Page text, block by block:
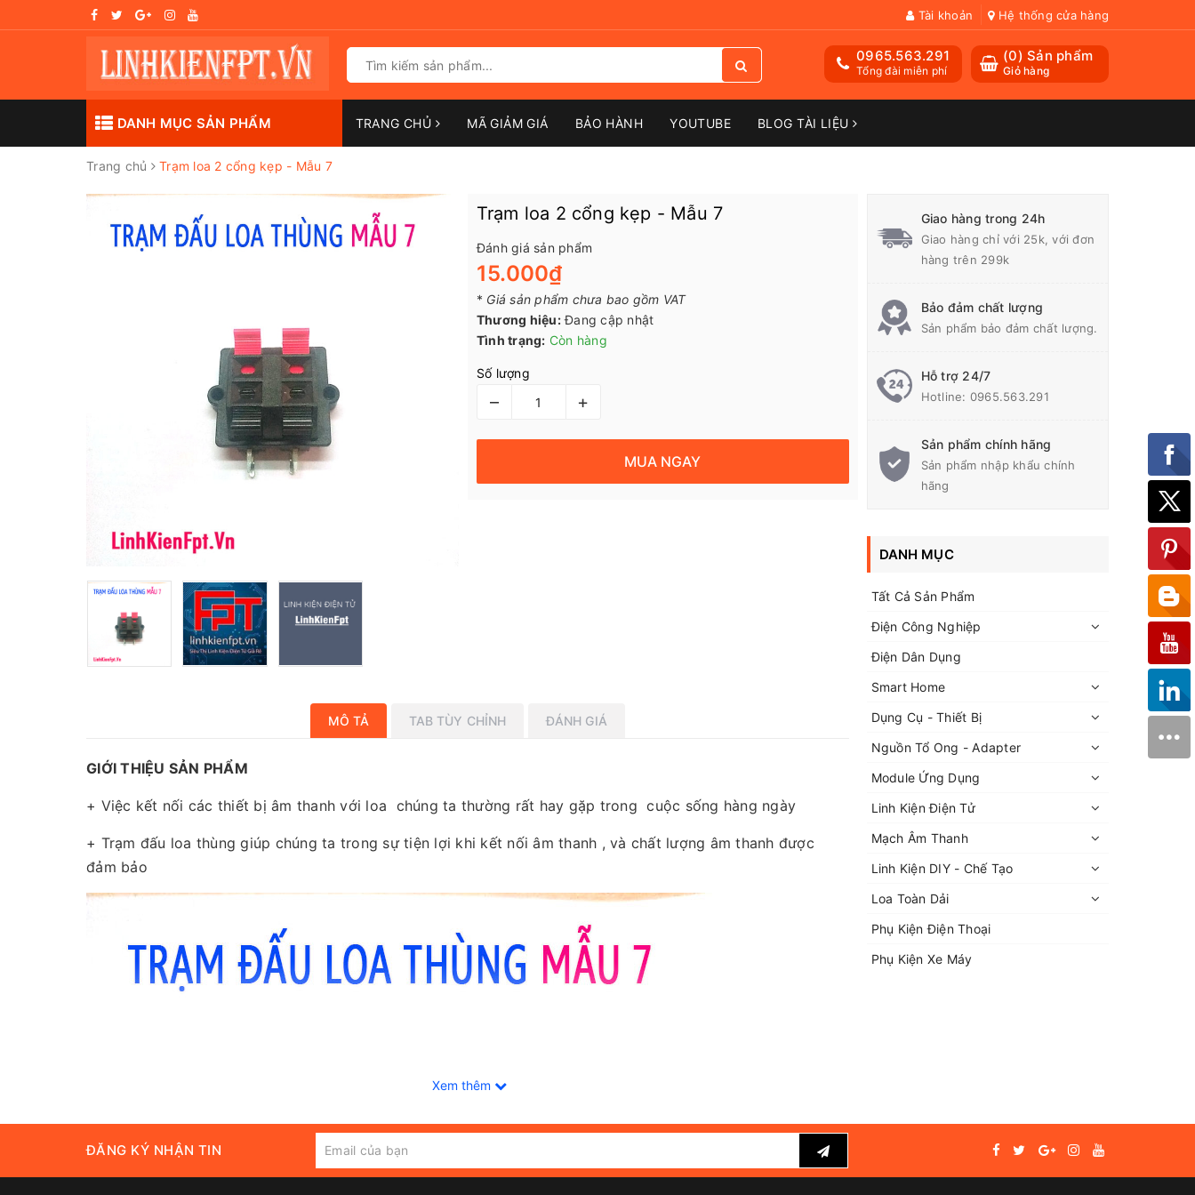
Tài khoản Hệ thống cửa hàng
(0) Sản phẩm
Giỏ hàng
0965.563.291
Tổng đài miễn phí
DANH MỤC SẢN PHẨM TRANG CHỦ MÃ GIẢM GIÁ BẢO HÀNH YOUTUBE BLOG TÀI LIỆU
Trang chủ Trạm loa 2 cổng kẹp - Mẫu 7
Trạm loa 2 cổng kẹp - Mẫu 7
Đánh giá sản phẩm
15.000₫
* Giá sản phẩm chưa bao gồm VAT
Thương hiệu: Đang cập nhật
Tình trạng: Còn hàng
Số lượng
– +
MUA NGAY
MÔ TẢ TAB TÙY CHỈNH ĐÁNH GIÁ
GIỚI THIỆU SẢN PHẨM
+ Việc kết nối các thiết bị âm thanh với loa chúng ta thường rất hay gặp trong cuộc sống hàng ngày
+ Trạm đấu loa thùng giúp chúng ta trong sự tiện lợi khi kết nối âm thanh , và chất lượng âm thanh được
đảm bảo
Xem thêm
Giao hàng trong 24h
Giao hàng chỉ với 25k, với đơn
hàng trên 299k
Bảo đảm chất lượng
Sản phẩm bảo đảm chất lượng.
Hỗ trợ 24/7
Hotline: 0965.563.291
Sản phẩm chính hãng
Sản phẩm nhập khẩu chính
hãng
DANH MỤC
Tất Cả Sản Phẩm
Điện Công Nghiệp
Điện Dân Dụng
Smart Home
Dụng Cụ - Thiết Bị
Nguồn Tổ Ong - Adapter
Module Ứng Dụng
Linh Kiện Điện Tử
Mạch Âm Thanh
Linh Kiện DIY - Chế Tạo
Loa Toàn Dải
Phụ Kiện Điện Thoại
Phụ Kiện Xe Máy
ĐĂNG KÝ NHẬN TIN